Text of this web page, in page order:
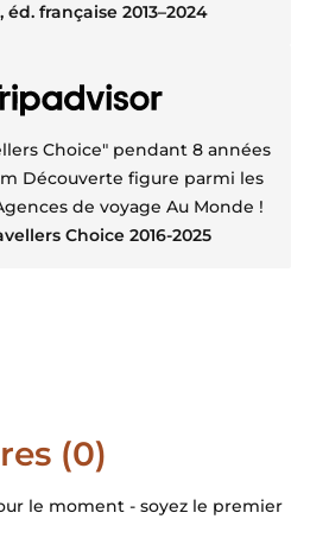
française 2013–2024
Choice" pendant 8 années
Découverte figure parmi les
de voyage Au Monde !
Choice 2016-2025
(0)
le moment - soyez le premier